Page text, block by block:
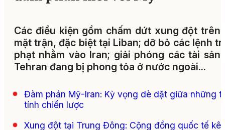
Các điều kiện gồm chấm dứt xung đột trên
mặt trận, đặc biệt tại Liban; dỡ bỏ các lệnh
phạt nhằm vào Iran; giải phóng các tài sản
Tehran đang bị phong tỏa ở nước ngoài...
Đàm phán Mỹ-Iran: Kỳ vọng dè dặt giữa những
tính chiến lược
Xung đột tại Trung Đông: Cộng đồng quốc tế